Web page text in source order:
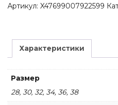
Skinny-
Артикул: X47699007922599
Характеристики
Размер
28, 30, 32, 34, 36, 38